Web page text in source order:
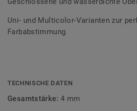
Uni- und Multicolor-Varianten zur
Farbabstimmung
TECHNISCHE DATEN
Gesamtstärke:4 mm